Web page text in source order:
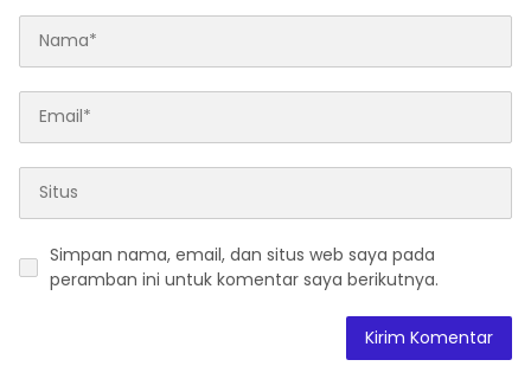
Simpan nama, email, dan situs web saya pada
peramban ini untuk komentar saya berikutnya.